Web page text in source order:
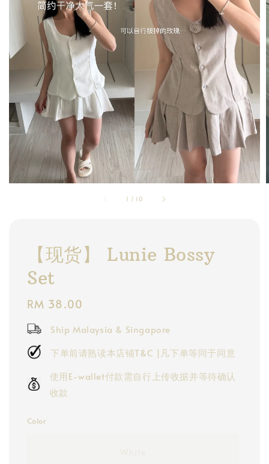
1 / 10
【现货】 Lunie Bossy
Set
Regular
price
RM 38.00
Ship Malaysia & Singapore
下单前请熟读本店铺T&C |凡下单等同于同意
使用E-wallet付款需自行上传收据并等待确认
收款
Color